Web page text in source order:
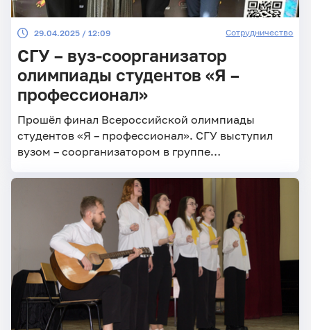
29.04.2025 / 12:09 Сотрудничество
СГУ – вуз-соорганизатор
олимпиады студентов «Я –
профессионал»
Прошёл финал Всероссийской олимпиады
студентов «Я – профессионал». СГУ выступил
вузом – соорганизатором в группе